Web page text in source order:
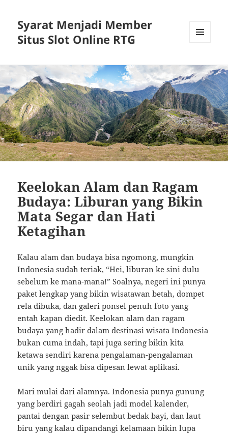
Syarat Menjadi Member
Situs Slot Online RTG
WIDGETS
Keelokan Alam dan Ragam
Budaya: Liburan yang Bikin
Mata Segar dan Hati
Ketagihan
Kalau alam dan budaya bisa ngomong, mungkin
Indonesia sudah teriak, “Hei, liburan ke sini dulu
sebelum ke mana-mana!” Soalnya, negeri ini punya
paket lengkap yang bikin wisatawan betah, dompet
rela dibuka, dan galeri ponsel penuh foto yang
entah kapan diedit. Keelokan alam dan ragam
budaya yang hadir dalam destinasi wisata Indonesia
bukan cuma indah, tapi juga sering bikin kita
ketawa sendiri karena pengalaman-pengalaman
unik yang nggak bisa dipesan lewat aplikasi.
Mari mulai dari alamnya. Indonesia punya gunung
yang berdiri gagah seolah jadi model kalender,
pantai dengan pasir selembut bedak bayi, dan laut
biru yang kalau dipandangi kelamaan bikin lupa